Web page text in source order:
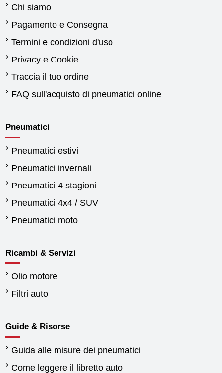
Chi siamo
Pagamento e Consegna
Termini e condizioni d'uso
Privacy e Cookie
Traccia il tuo ordine
FAQ sull'acquisto di pneumatici online
Pneumatici
Pneumatici estivi
Pneumatici invernali
Pneumatici 4 stagioni
Pneumatici 4x4 / SUV
Pneumatici moto
Ricambi & Servizi
Olio motore
Filtri auto
Guide & Risorse
Guida alle misure dei pneumatici
Come leggere il libretto auto